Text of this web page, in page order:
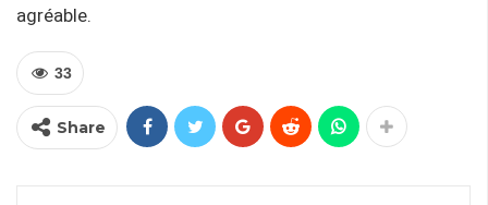
agréable.
33
Share